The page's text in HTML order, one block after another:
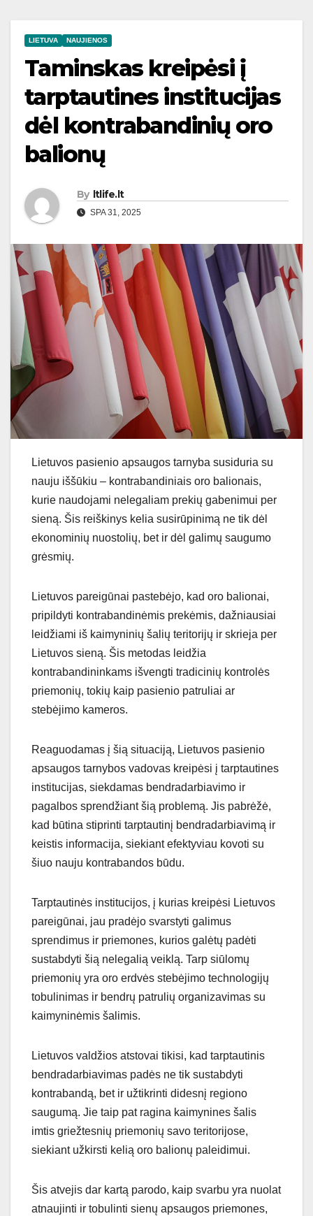
LIETUVA NAUJIENOS
Taminskas kreipėsi į
tarptautines institucijas
dėl kontrabandinių oro
balionų
By ltlife.lt
SPA 31, 2025
Lietuvos pasienio apsaugos tarnyba susiduria su
nauju iššūkiu – kontrabandiniais oro balionais,
kurie naudojami nelegaliam prekių gabenimui per
sieną. Šis reiškinys kelia susirūpinimą ne tik dėl
ekonominių nuostolių, bet ir dėl galimų saugumo
grėsmių.
Lietuvos pareigūnai pastebėjo, kad oro balionai,
pripildyti kontrabandinėmis prekėmis, dažniausiai
leidžiami iš kaimyninių šalių teritorijų ir skrieja per
Lietuvos sieną. Šis metodas leidžia
kontrabandininkams išvengti tradicinių kontrolės
priemonių, tokių kaip pasienio patruliai ar
stebėjimo kameros.
Reaguodamas į šią situaciją, Lietuvos pasienio
apsaugos tarnybos vadovas kreipėsi į tarptautines
institucijas, siekdamas bendradarbiavimo ir
pagalbos sprendžiant šią problemą. Jis pabrėžė,
kad būtina stiprinti tarptautinį bendradarbiavimą ir
keistis informacija, siekiant efektyviau kovoti su
šiuo nauju kontrabandos būdu.
Tarptautinės institucijos, į kurias kreipėsi Lietuvos
pareigūnai, jau pradėjo svarstyti galimus
sprendimus ir priemones, kurios galėtų padėti
sustabdyti šią nelegalią veiklą. Tarp siūlomų
priemonių yra oro erdvės stebėjimo technologijų
tobulinimas ir bendrų patrulių organizavimas su
kaimyninėmis šalimis.
Lietuvos valdžios atstovai tikisi, kad tarptautinis
bendradarbiavimas padės ne tik sustabdyti
kontrabandą, bet ir užtikrinti didesnį regiono
saugumą. Jie taip pat ragina kaimynines šalis
imtis griežtesnių priemonių savo teritorijose,
siekiant užkirsti kelią oro balionų paleidimui.
Šis atvejis dar kartą parodo, kaip svarbu yra nuolat
atnaujinti ir tobulinti sienų apsaugos priemones,